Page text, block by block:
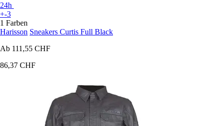
24h
+-3
1 Farben
Harisson Sneakers Curtis Full Black
Ab 111,55 CHF
86,37 CHF